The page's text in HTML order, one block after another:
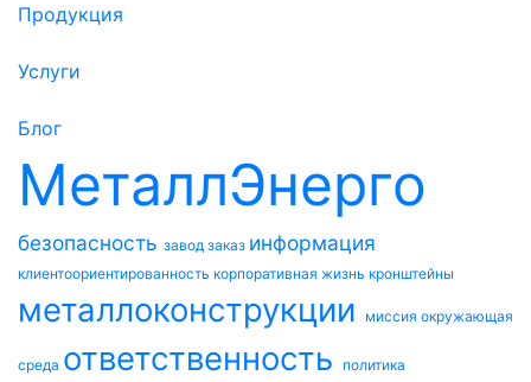
Продукция
Услуги
Блог
МеталлЭнерго
безопасность завод заказ информация
клиентоориентированность корпоративная жизнь кронштейны
металлоконструкции миссия окружающая
среда ответственность политика